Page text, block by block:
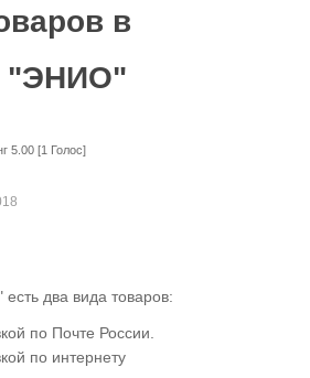
оплаты
дошла
стран
в
"ЭНИО"
5.00 [1 Голос]
два вида товаров:
по Почте России.
по интернету